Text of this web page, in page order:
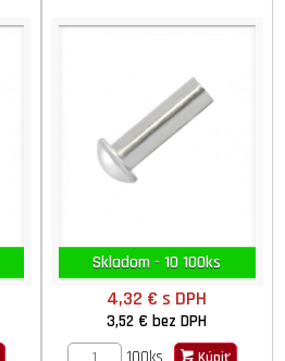
Skladom - 10 100ks
4,32 €s DPH
3,52 €bez DPH